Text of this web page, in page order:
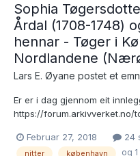
Sophia
Årdal (1708-1748)
hennar - Tøger i
Nordlandene
Lars E. Øyane postet et
Er er i dag gjennom eit
https://forum.arkivverket.no/
ektemakars-ektemakar-frå-
Februar 27, 2018 24
nitter københavn og